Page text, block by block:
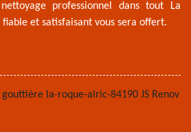
professionnel dans tout La
et satisfaisant vous sera offert.